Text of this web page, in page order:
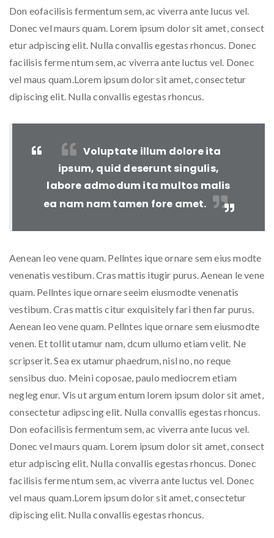
Don eofacilisis fermentum sem, ac viverra ante lucus vel.
Donec vel maurs quam. Lorem ipsum dolor sit amet, consect
etur adpiscing elit. Nulla convallis egestas rhoncus. Donec
facilisis ferme ntum sem, ac viverra ante luctus vel. Donec
vel maus quam.Lorem ipsum dolor sit amet, consectetur
dipiscing elit. Nulla convallis egestas rhoncus.
Voluptate illum dolore ita
ipsum, quid deserunt singulis,
labore admodum ita multos malis
ea nam nam tamen fore amet.
Aenean leo vene quam. Pellntes ique ornare sem eius modte
venenatis vestibum. Cras mattis itugir purus. Aenean le vene
quam. Pellntes ique ornare seeim eiusmodte venenatis
vestibum. Cras mattis citur exquisitely fari then far purus.
Aenean leo vene quam. Pellntes ique ornare sem eiusmodte
venen. Et tollit utamur nam, dcum ullumo etiam velit. Ne
scripserit. Sea ex utamur phaedrum, nisl no, no reque
sensibus duo. Meini coposae, paulo mediocrem etiam
negleg enur. Vis ut argum entum lorem ipsum dolor sit amet,
consectetur adipscing elit. Nulla convallis egestas rhoncus.
Don eofacilisis fermentum sem, ac viverra ante lucus vel.
Donec vel maurs quam. Lorem ipsum dolor sit amet, consect
etur adpiscing elit. Nulla convallis egestas rhoncus. Donec
facilisis ferme ntum sem, ac viverra ante luctus vel. Donec
vel maus quam.Lorem ipsum dolor sit amet, consectetur
dipiscing elit. Nulla convallis egestas rhoncus.